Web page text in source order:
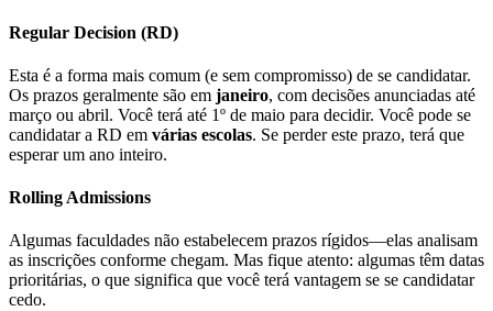
Regular Decision (RD)
Esta é a forma mais comum (e sem compromisso) de se candidatar.
Os prazos geralmente são em janeiro, com decisões anunciadas até
março ou abril. Você terá até 1º de maio para decidir. Você pode se
candidatar a RD em várias escolas. Se perder este prazo, terá que
esperar um ano inteiro.
Rolling Admissions
Algumas faculdades não estabelecem prazos rígidos—elas analisam
as inscrições conforme chegam. Mas fique atento: algumas têm datas
prioritárias, o que significa que você terá vantagem se se candidatar
cedo.